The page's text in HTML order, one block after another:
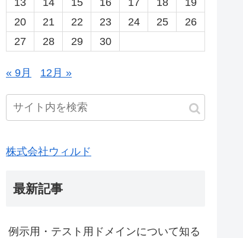
20
21 22 23 24 25
26
27
28 29 30
« 9月 12月 »
株式会社ウィルド
最新記事
例示用・テスト用ドメインについて知る